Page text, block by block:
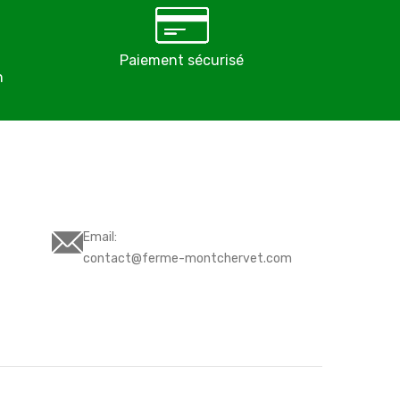
Paiement sécurisé
Email:
contact@ferme-montchervet.com